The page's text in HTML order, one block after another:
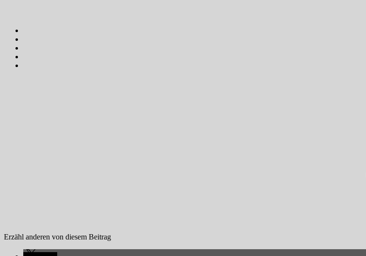
Erzähl anderen von diesem Beitrag